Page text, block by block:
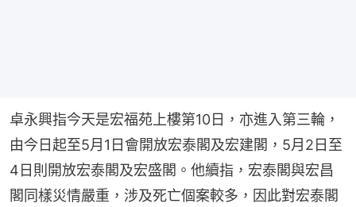
卓永興指今天是宏福苑上樓第10日，亦進入第三輪，
由今日起至5月1日會開放宏泰閣及宏建閣，5月2日至
4日則開放宏泰閣及宏盛閣。他續指，宏泰閣與宏昌
閣同樣災情嚴重，涉及死亡個案較多，因此對宏泰閣